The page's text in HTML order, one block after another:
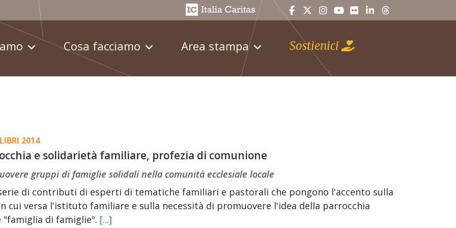
Cosa facciamo Area stampa Sostienici
LIBRI 2014
e solidarietà familiare, profezia di comunione
gruppi di famiglie solidali nella comunità ecclesiale locale
di contributi di esperti di tematiche familiari e pastorali che pongono l'accento sulla
cui versa l'istituto familiare e sulla necessità di promuovere l'idea della parrocchia
"famiglia di famiglie". [...]